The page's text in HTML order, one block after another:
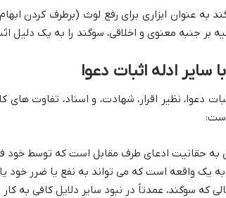
به عنوان ابزاری برای رفع لوث (برطرف کردن
بر جنبه معنوی و اخلاقی، سوگند را به یک دلیل
سایر ادله اثبات دعوا
دعوا، نظیر اقرار، شهادت، و اسناد، تفاوت
به حقانیت ادعای طرف مقابل است که توسط خود
یک واقعه است که می تواند به نفع یا ضرر خود
که سوگند، عمدتاً در نبود سایر دلایل کافی به